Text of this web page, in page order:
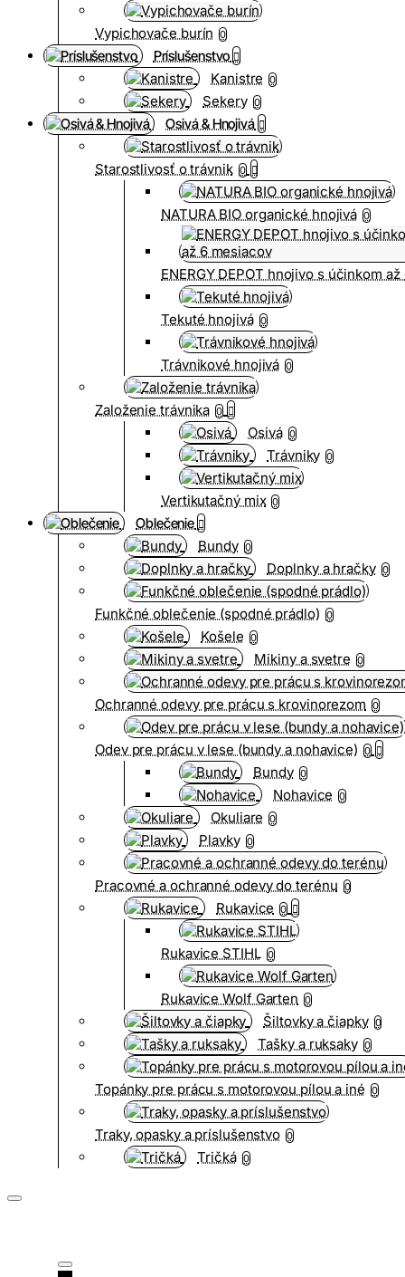
Vypichovače burín 0
Príslušenstvo
Kanistre 0
Sekery 0
Osivá & Hnojivá
Starostlivosť o trávnik 0
NATURA BIO organické hnojivá 0
ENERGY DEPOT hnojivo s účinkom
Tekuté hnojivá 0
Trávnikové hnojivá 0
Založenie trávnika 0
Osivá 0
Trávniky 0
Vertikutačný mix 0
Oblečenie
Bundy 0
Doplnky a hračky 0
Funkčné oblečenie (spodné prádlo) 0
Košele 0
Mikiny a svetre 0
Ochranné odevy pre prácu s krovinorezom 0
Odev pre prácu v lese (bundy a nohavice) 0
Bundy 0
Nohavice 0
Okuliare 0
Plavky 0
Pracovné a ochranné odevy do terénu 0
Rukavice 0
Rukavice STIHL 0
Rukavice Wolf Garten 0
Šiltovky a čiapky 0
Tašky a ruksaky 0
Topánky pre prácu s motorovou pílou a iné 0
Traky, opasky a príslušenstvo 0
Tričká 0